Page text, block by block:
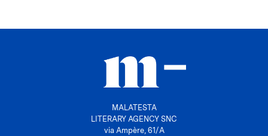
MALATESTA
LITERARY AGENCY SNC
via Ampère, 61/A